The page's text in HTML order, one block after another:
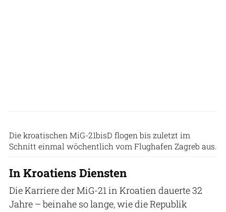
Die kroatischen MiG-21bisD flogen bis zuletzt im
Schnitt einmal wöchentlich vom Flughafen Zagreb aus.
In Kroatiens Diensten
Die Karriere der MiG-21 in Kroatien dauerte 32
Jahre – beinahe so lange, wie die Republik